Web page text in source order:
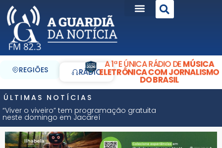
REGIÕES RÁDIO
A 1ª E ÚNICA RÁDIO DEMÚSICA
ELETRÔNICA COM JORNALISMO
DO BRASIL
ÚLTIMAS NOTÍCIAS
“Viver o viveiro” tem programação gratuita
neste domingo em Jacareí